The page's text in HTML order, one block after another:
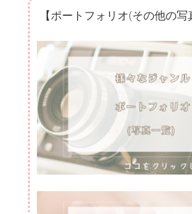
【ポートフォリオ(その他の写